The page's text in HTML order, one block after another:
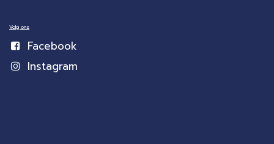
Volg ons
Facebook
Instagram